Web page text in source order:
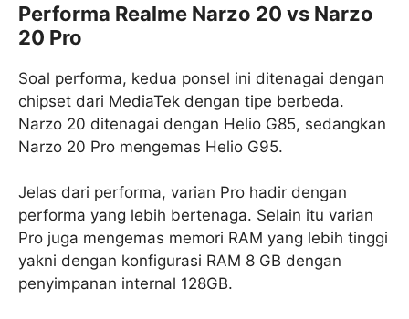
Performa Realme Narzo 20 vs Narzo
20 Pro
Soal performa, kedua ponsel ini ditenagai dengan
chipset dari MediaTek dengan tipe berbeda.
Narzo 20 ditenagai dengan Helio G85, sedangkan
Narzo 20 Pro mengemas Helio G95.
Jelas dari performa, varian Pro hadir dengan
performa yang lebih bertenaga. Selain itu varian
Pro juga mengemas memori RAM yang lebih tinggi
yakni dengan konfigurasi RAM 8 GB dengan
penyimpanan internal 128GB.